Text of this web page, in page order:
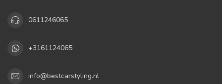
0611246065
+3161124065
info@bestcarstyling.nl